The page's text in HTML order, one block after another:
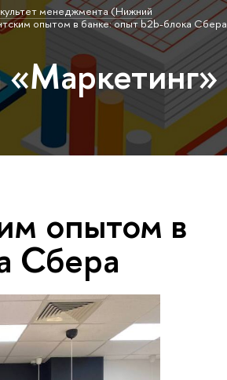
менеджмента (Нижний
опытом в банке: опыт b2b-блока Сбера
«Маркетинг»
опытом в
Сбера